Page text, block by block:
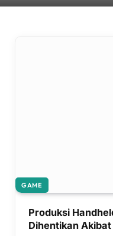
GAME
Produksi
Dihentikan